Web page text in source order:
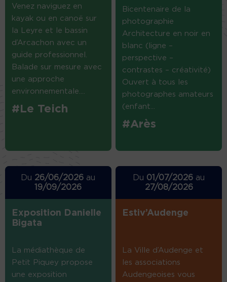
Venez naviguez en
kayak ou en canoë sur
la Leyre et le bassin
d’Arcachon avec un
guide professionnel.
Balade sur mesure avec
une approche
environnementale....
#Le Teich
Bicentenaire de la
photographie
Architecture en noir en
blanc (ligne –
perspective –
contrastes – créativité)
Ouvert à tous les
photographes amateurs
(enfant...
#Arès
Du 26/06/2026 au
19/09/2026
Exposition Danielle
Bigata
La médiathèque de
Petit Piquey propose
une exposition
Du 01/07/2026 au
27/08/2026
Estiv’Audenge
La Ville d’Audenge et
les associations
Audengeoises vous